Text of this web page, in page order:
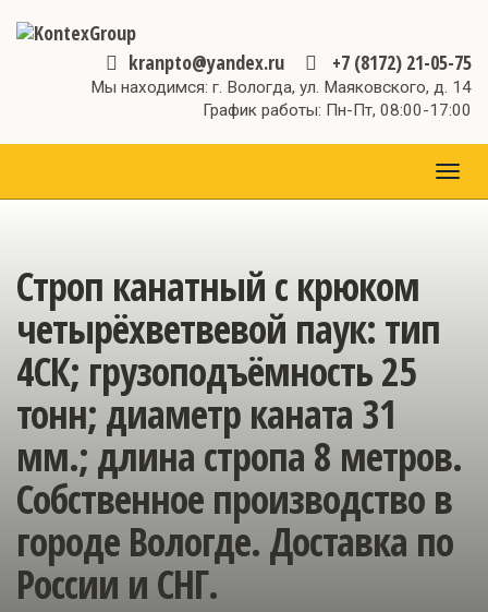
kranpto@yandex.ru +7 (8172) 21-05-75
Мы находимся: г. Вологда, ул. Маяковского, д. 14
График работы: Пн-Пт, 08:00-17:00
Строп канатный с крюком
четырёхветвевой паук: тип
4СК; грузоподъёмность 25
тонн; диаметр каната 31
мм.; длина стропа 8 метров.
Собственное производство в
городе Вологде. Доставка по
России и СНГ.